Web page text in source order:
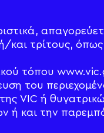
τρίτους, όπως
τόπου
του
VIC ή
ή και την